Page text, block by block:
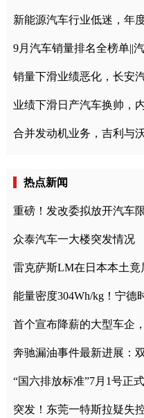
新能源汽车行业低迷，年
9月汽车销量排名全榜单||
销量下滑业绩恶化，长安
业绩下滑日产汽车换帅，
合并发动机业务，吉利与
热点新闻
重磅！发改委拟放开汽车
众泰汽车一大楼突发情况
雷克萨斯LM在日本本土竟
能量密度304Wh/kg！宁德
突发！东莞一特斯拉疑失